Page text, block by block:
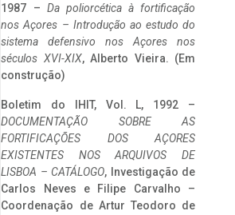
1987 – Da poliorcética à fortificação
nos Açores – Introdução ao estudo do
sistema defensivo nos Açores nos
séculos XVI-XIX, Alberto Vieira. (Em
construção)
Boletim do IHIT, Vol. L, 1992 –
DOCUMENTAÇÃO SOBRE AS
FORTIFICAÇÕES DOS AÇORES
EXISTENTES NOS ARQUIVOS DE
LISBOA – CATÁLOGO, Investigação de
Carlos Neves e Filipe Carvalho –
Coordenação de Artur Teodoro de